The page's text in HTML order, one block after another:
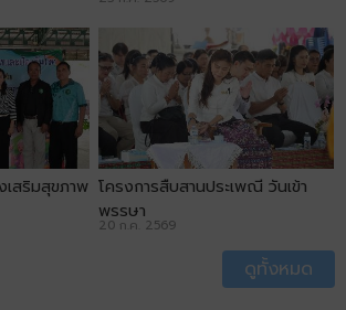
เสริมสุขภาพ โครงการสืบสานประเพณี วันเข้า
พรรษา
20 ก.ค. 2569
ดูทั้งหมด